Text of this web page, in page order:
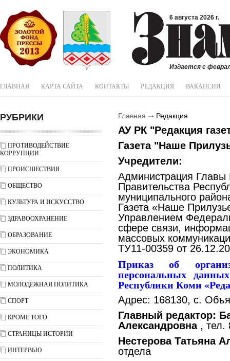
6 августа 2026 г.
Издается с
ГЛАВНАЯ КАРТА САЙТА КОНТАКТЫ РЕДАКЦИЯ ВАКАНСИИ
РУБРИКИ
ПРОТИВОДЕЙСТВИЕ
КОРРУПЦИИ
ПРОИСШЕСТВИЯ
ОБЩЕСТВО
КУЛЬТУРА И ИСКУССТВО
ЗДРАВООХРАНЕНИЕ
ОБРАЗОВАНИЕ
ЭКОНОМИКА
ПОЛИТИКА
МОЛОДЁЖНАЯ ПОЛИТИКА
СПОРТ
КРОМЕ ТОГО
СТРАНИЦЫ ИСТОРИИ
ИНТЕРВЬЮ
Главная Редакция
АУ РК "Редакция
Газета "Наше
Учредители:
Администрация Главы
Правительства
муниципального
Газета «Наше
Управлением
сфере связи,
массовых
ТУ11-00359 от
Приказ об
персональных
Республики Коми
Адрес: 168130, с.
Главный редактор:
Александровна, тел.
Нестерова Татьяна
отдела